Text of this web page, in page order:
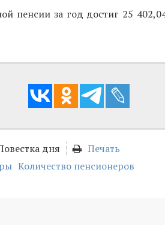
пенсии за год достиг 25
дня
Печать
Количество пенсионеров